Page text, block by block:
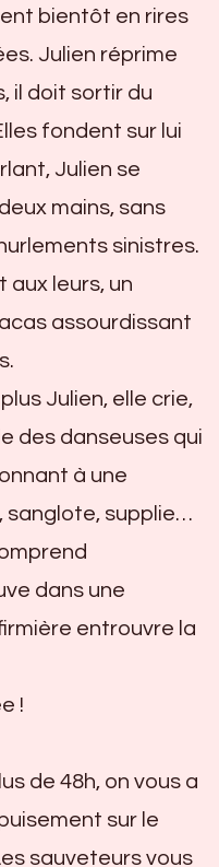
bientôt en rires
Julien réprime
il doit sortir du
fondent sur lui
Julien se
mains, sans
sinistres.
aux leurs, un
assourdissant
Julien, elle crie,
des danseuses qui
à une
sanglote, supplie…
dans une
entrouvre la
!
de 48h, on vous a
sur le
sauveteurs vous